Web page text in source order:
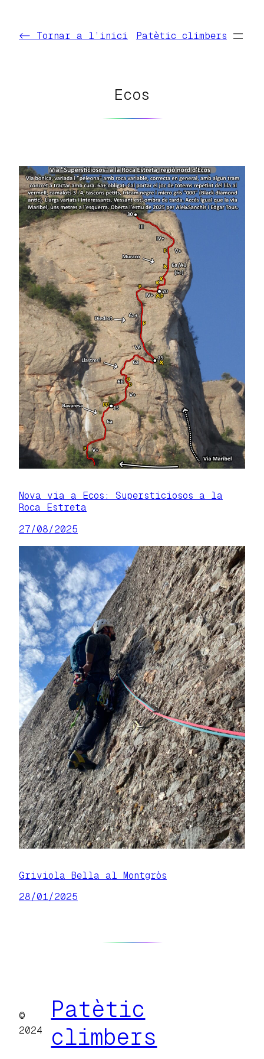
contingut
<- Tornar a l’inici Patètic climbers
Ecos
Nova via a Ecos: Supersticiosos a la
Roca Estreta
27/08/2025
Griviola Bella al Montgròs
28/01/2025
©
2024
Patètic
climbers